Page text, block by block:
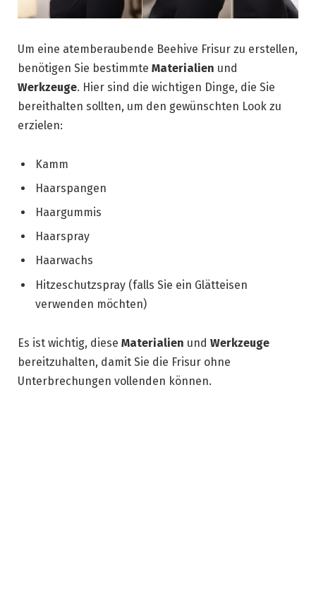
Um eine atemberaubende Beehive Frisur zu erstellen,
benötigen Sie bestimmte Materialien und
Werkzeuge. Hier sind die wichtigen Dinge, die Sie
bereithalten sollten, um den gewünschten Look zu
erzielen:
Kamm
Haarspangen
Haargummis
Haarspray
Haarwachs
Hitzeschutzspray (falls Sie ein Glätteisen
verwenden möchten)
Es ist wichtig, diese Materialien und Werkzeuge
bereitzuhalten, damit Sie die Frisur ohne
Unterbrechungen vollenden können.